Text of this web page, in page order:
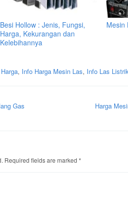
Besi Hollow : Jenis, Fungsi,
Harga, Kekurangan dan
Kelebihannya
Mesin
, Info Harga Mesin Las, Info Las
Gas
Harga
Required fields are marked *